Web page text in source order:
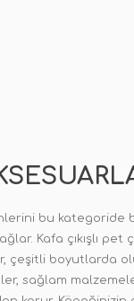
bu kategoride
Kafa çıkışlı
çeşitli boyutlarda
sağlam